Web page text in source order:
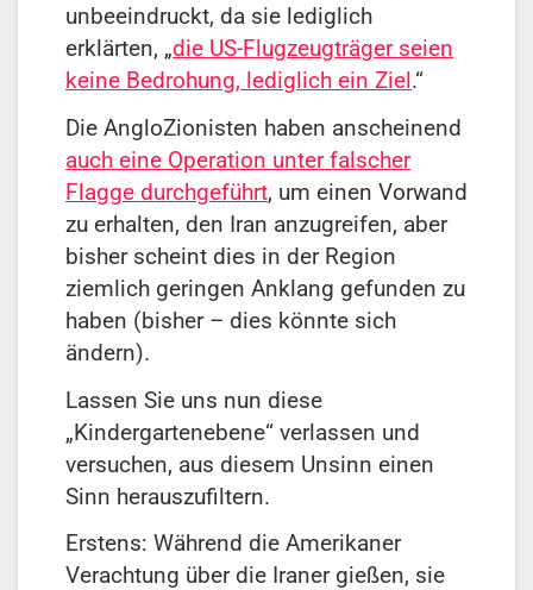
unbeeindruckt, da sie lediglich
erklärten, „die US-Flugzeugträger seien
keine Bedrohung, lediglich ein Ziel.“
Die AngloZionisten haben anscheinend
auch eine Operation unter falscher
Flagge durchgeführt, um einen Vorwand
zu erhalten, den Iran anzugreifen, aber
bisher scheint dies in der Region
ziemlich geringen Anklang gefunden zu
haben (bisher – dies könnte sich
ändern).
Lassen Sie uns nun diese
„Kindergartenebene“ verlassen und
versuchen, aus diesem Unsinn einen
Sinn herauszufiltern.
Erstens: Während die Amerikaner
Verachtung über die Iraner gießen, sie